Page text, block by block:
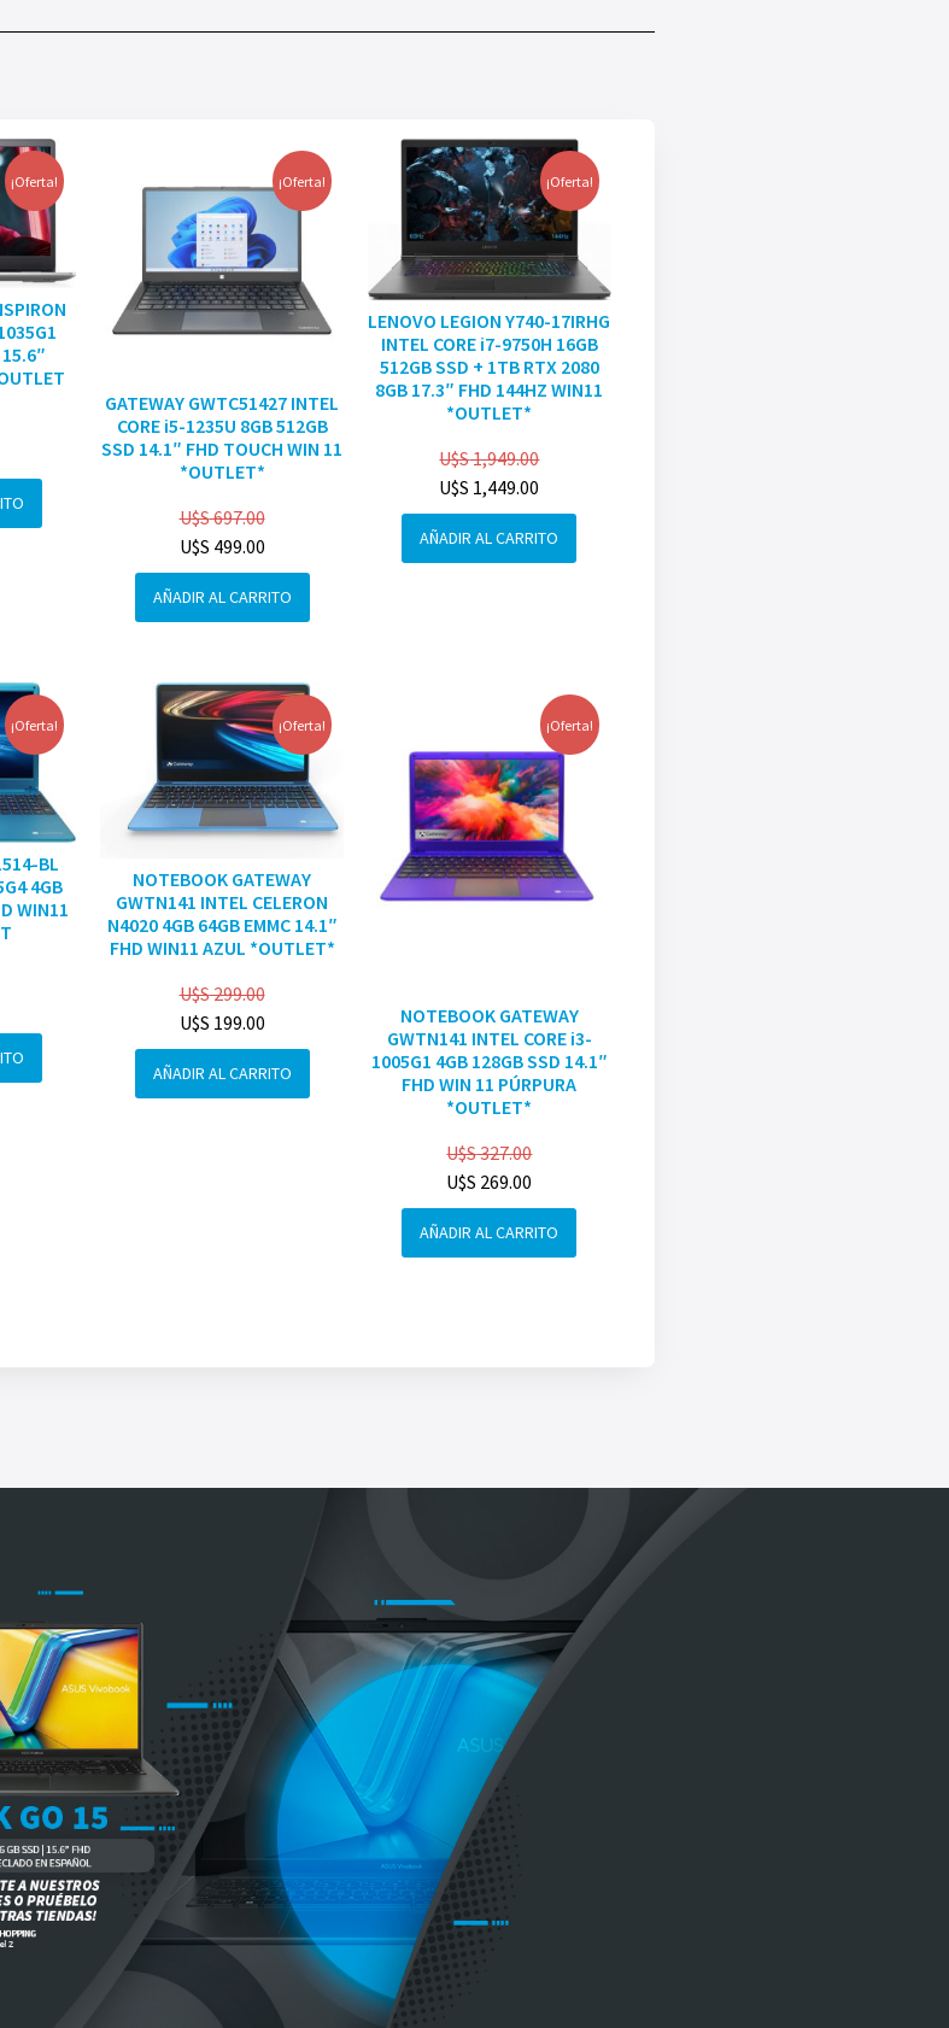
¡Oferta! ¡Oferta!
GATEWAY GWTC51427 INTEL
CORE i5-1235U 8GB 512GB
SSD 14.1″ FHD TOUCH WIN 11
*OUTLET*
U$S697.00
U$S 499.00
AÑADIR AL CARRITO
¡Oferta!
LENOVO LEGION Y740-17IRHG
INTEL CORE i7-9750H 16GB
512GB SSD + 1TB RTX 2080
8GB 17.3″ FHD 144HZ WIN11
*OUTLET*
U$S1,949.00
U$S 1,449.00
AÑADIR AL CARRITO
¡Oferta!
BL
4GB
WIN11
¡Oferta!
NOTEBOOK GATEWAY
GWTN141 INTEL CELERON
N4020 4GB 64GB EMMC 14.1″
FHD WIN11 AZUL *OUTLET*
U$S299.00
U$S 199.00
AÑADIR AL CARRITO
¡Oferta!
NOTEBOOK GATEWAY
GWTN141 INTEL CORE i3-
1005G1 4GB 128GB SSD 14.1″
FHD WIN 11 PÚRPURA
*OUTLET*
U$S327.00
U$S 269.00
AÑADIR AL CARRITO